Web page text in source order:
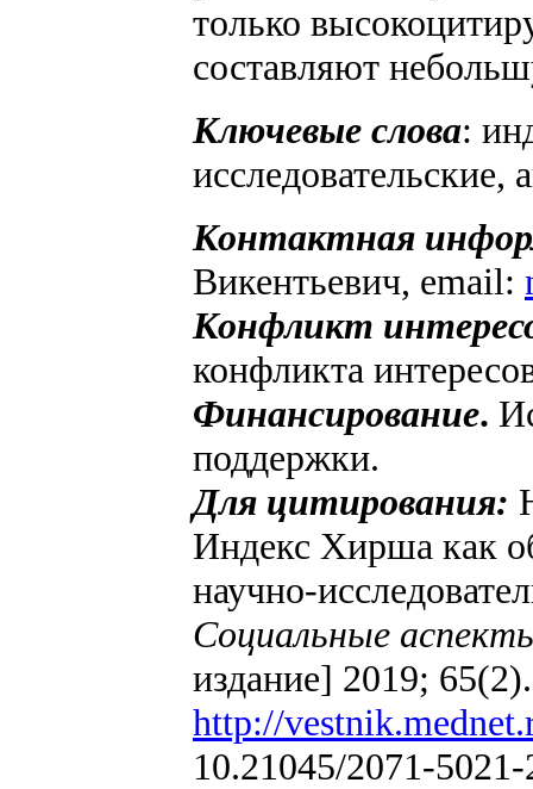
только
составляют
Ключевые слова:
исследовательские,
Контактная
Викентьевич, email:
Конфликт
конфликта
Финансирование.
поддержки.
Для цитирования:
Индекс Хирша как
научно-
Социальные
издание] 2019;
http://
10.21045/2071-